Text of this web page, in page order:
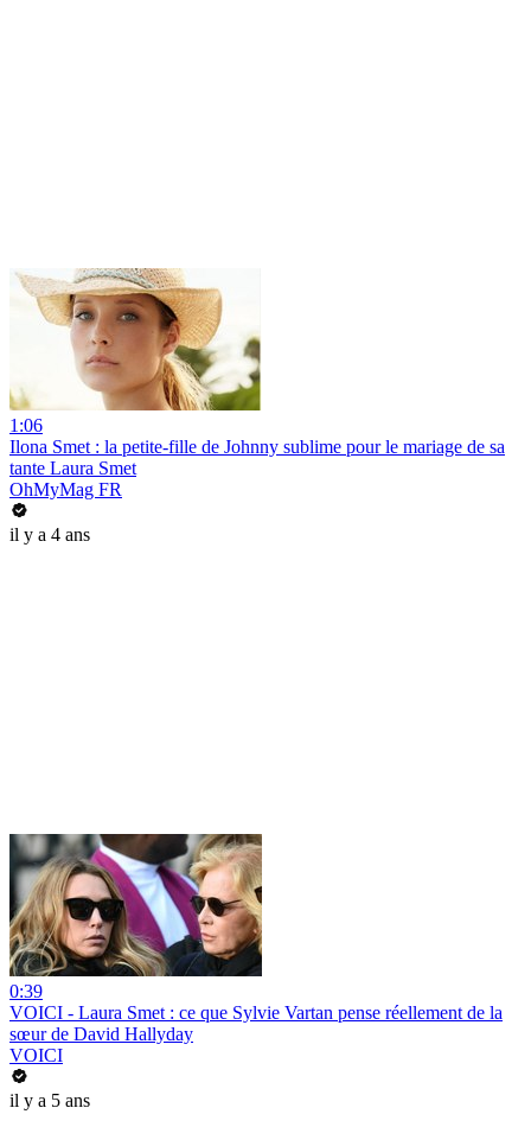
1:06
Ilona Smet : la petite-fille de Johnny sublime pour le mariage de sa
tante Laura Smet
OhMyMag FR
il y a 4 ans
0:39
VOICI - Laura Smet : ce que Sylvie Vartan pense réellement de la
sœur de David Hallyday
VOICI
il y a 5 ans